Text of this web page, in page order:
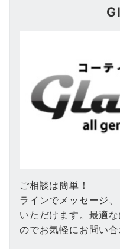
ご相談は簡単！
ラインでメッセージ
いただけます。最適
のでお気軽にお問い合